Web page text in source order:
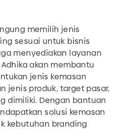
memilih jenis
sesuai untuk bisnis
menyediakan layanan
akan membantu
jenis kemasan
jenis produk, target pasar,
dimiliki. Dengan bantuan
solusi kemasan
kebutuhan branding